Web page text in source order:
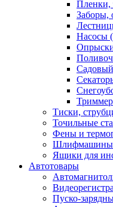
Пленки,
Заборы,
Насосы
Тиски,
Точильные
Фены и
Шлифмашины
Ящики для
Автотовары
Пуско-